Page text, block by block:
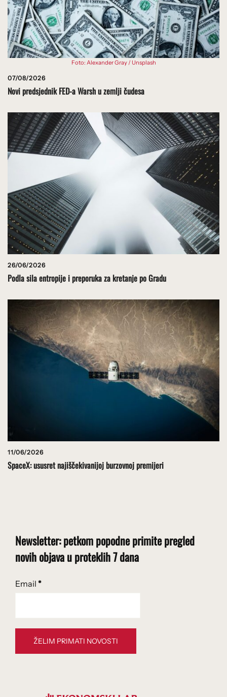
Foto: Alexander Gray / Unsplash
07/08/2026
Novi predsjednik FED-a Warsh u zemlji čudesa
26/06/2026
Podla sila entropije i preporuka za kretanje po Gradu
11/06/2026
SpaceX: ususret najiščekivanijoj burzovnoj premijeri
Newsletter: petkom popodne primite pregled
novih objava u proteklih 7 dana
Email *